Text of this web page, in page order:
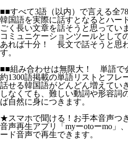
■■すべて3語（以内）で言える全
韓国語を実際に話すとなるとハ
ごく長い文章を話そうと思ってい
コミュニケーションツールとして
あれば十分！ 長文で話そうと思
す。
■■組み合わせは無限大！ 単語で
約1300語掲載の単語リストとフレ
話せる韓国語がどんどん増えてい
しなくても、難しい動詞や形容詞
ば自然に身につきます。
★スマホで聞ける！お手本音声つ
音声再生アプリ「myーotoーmo」
ード音声で再生できます。